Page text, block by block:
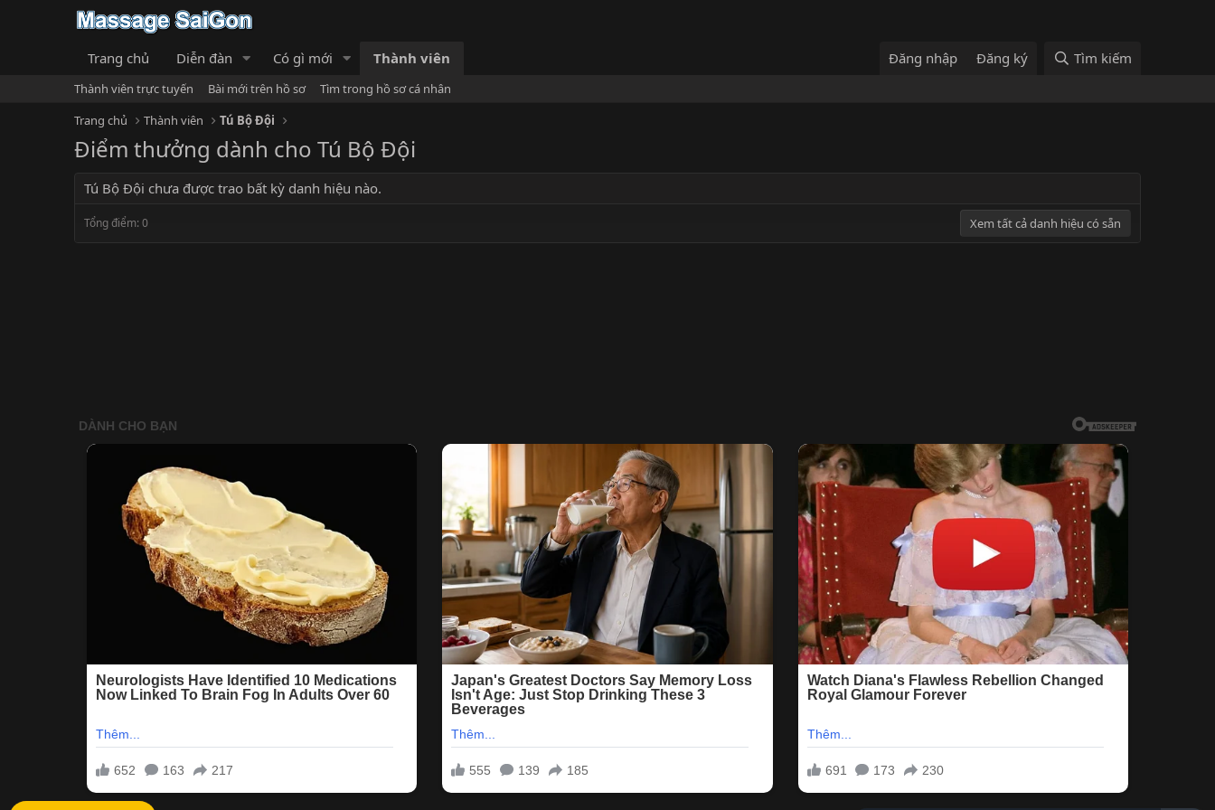
Trang chủ Diễn đàn Có gì mới Thành viên Đăng nhập Đăng ký Tìm kiếm
Thành viên trực tuyến Bài mới trên hồ sơ
Tìm trong hồ sơ cá nhân
Trang chủ
Thành viên Tú Bộ Đội
Điểm thưởng dành cho Tú Bộ Đội
Tú Bộ Đội chưa được trao bất kỳ danh hiệu nào.
Tổng điểm: 0 Xem tất cả danh hiệu có sẵn